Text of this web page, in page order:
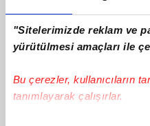
"Sitelerimizde reklam ve
yürütülmesi amaçları ile
Bu çerezler, kullanıcıların
tanımlayarak çalışırlar.